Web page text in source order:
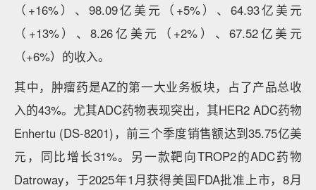
（+16%）、98.09亿美元（+5%）、64.93亿美元
（+13%）、8.26亿美元（+2%）、67.52亿美元
（+6%）的收入。
其中，肿瘤药是AZ的第一大业务板块，占了产品总收
入的43%。尤其ADC药物表现突出，其HER2 ADC药物
Enhertu (DS-8201)，前三个季度销售额达到35.75亿美
元，同比增长31%。另一款靶向TROP2的ADC药物
Datroway，于2025年1月获得美国FDA批准上市，8月